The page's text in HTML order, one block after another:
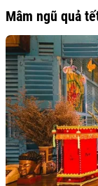
Mâm ngũ quả